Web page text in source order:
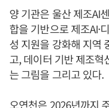
양 기관은 울산 제조AI
합을 기반으로 제조AI·
성 지원을 강화해 지역
고, 데이터 기반 제조
는 그림을 그리고 있다.
오연천은 2026년까지